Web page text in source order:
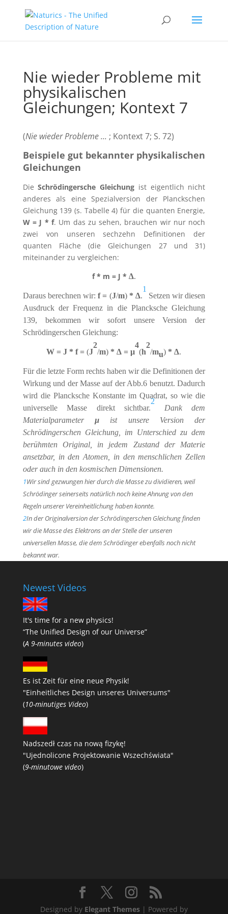
Nie wieder Probleme mit
physikalischen
Gleichungen; Kontext 7
(Nie wieder Probleme ... ; Kontext 7; S. 72)
Beispiele gut bekannter physikalischen
Gleichungen
DieSchrödingersche Gleichung ist eigentlich nicht
anderes als eine Spezialversion der Planckschen
Gleichung 139 (s. Tabelle 4) für die quanten Energie,
W = J * f. Um das zu sehen, brauchen wir nur noch
zwei von unseren sechzehn Definitionen der
quanten Fläche (die Gleichungen 27 und 31)
miteinander zu vergleichen:
f * m = J * ∆.
Daraus berechnen wir:f = (J/m)* ∆.
1
Setzen wir diesen
Ausdruck der Frequenz in die Plancksche Gleichung
139, bekommen wir sofort unsere Version der
Schrödingerschen Gleichung:
W = J * f = (J
2
/m) * ∆ = µ
4
(h
2
/mu) * ∆.
Für die letzte Form rechts haben wir die Definitionen der
Wirkung und der Masse auf der Abb.6 benutzt. Dadurch
wird die Plancksche Konstante im Quadrat, so wie die
universelle Masse direkt sichtbar.
2
Dank dem
Materialparameterµ ist unsere Version der
Schrödingerschen Gleichung, im Unterschied zu dem
berühmten Original, in jedem Zustand der Materie
ansetzbar, in den Atomen, in den menschlichen Zellen
oder auch in den kosmischen Dimensionen.
1Wir sind gezwungen hier durch die Masse zu dividieren, weil
Schrödinger seinerseits natürlich noch keine Ahnung von den
Regeln unserer Vereinheitlichung haben konnte.
2In der Originalversion der Schrödingerschen Gleichung finden
wir die Masse des Elektrons an der Stelle der unseren
universellen Masse, die dem Schrödinger ebenfalls noch nicht
bekannt war.
Newest Videos
It's time for a new physics!
“The Unified Design of our Universe”
(A 9-minutes video)
Es ist Zeit für eine neue Physik!
"Einheitliches Design unseres Universums"
(10-minutiges Video)
Nadszedł czas na nową fizykę!
"Ujednolicone Projektowanie Wszechświata"
(9-minutowe video)
Designed by Elegant Themes| Powered by